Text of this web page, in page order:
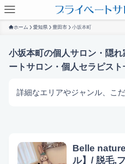
ホーム 愛知県 豊田市 小坂本町
小坂本町の個人サロン・隠
ートサロン・個人セラピスト
詳細なエリアやジャンル、こ
Belle
ル】/ 脱毛,